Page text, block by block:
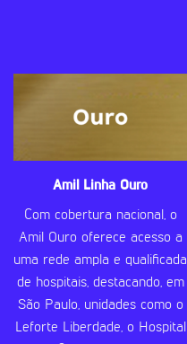
Amil Linha Ouro
Com cobertura nacional, o
Amil Ouro oferece acesso a
uma rede ampla e qualificada
de hospitais, destacando, em
São Paulo, unidades como o
Leforte Liberdade, o Hospital